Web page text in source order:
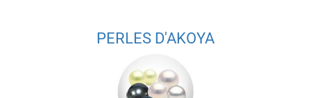
PERLES D'AKOYA